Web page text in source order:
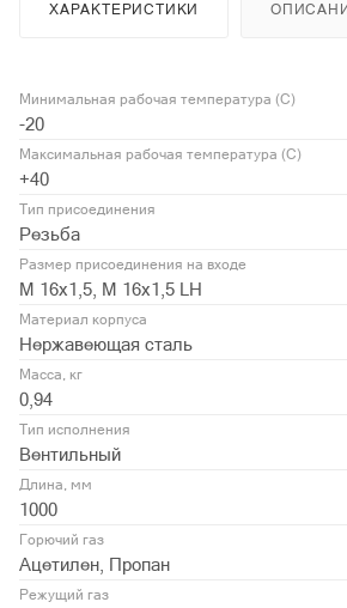
ХАРАКТЕРИСТИКИ
Минимальная рабочая температура (С)
-20
Максимальная рабочая температура (С)
+40
Тип присоединения
Резьба
Размер присоединения на входе
М 16х1,5, М 16х1,5 LH
Материал корпуса
Нержавеющая сталь
Масса, кг
0,94
Тип исполнения
Вентильный
Длина, мм
1000
Горючий газ
Ацетилен, Пропан
Режущий газ